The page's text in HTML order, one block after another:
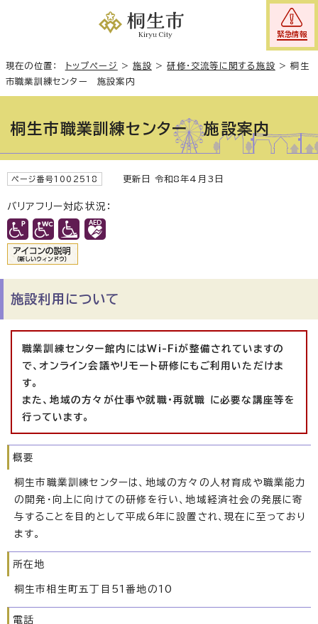
緊急情報
現在の位置： トップページ >施設 >研修・交流等に関する施設 >桐生
市職業訓練センター 施設案内
桐生市職業訓練センター 施設案内
ページ番号1002518 更新日 令和8年4月3日
バリアフリー対応状況：
施設利用 について
職業訓練センター館内にはWi-Fiが整備されていますの
で、オンライン会議やリモート研修にもご利用いただけま
す。
また、地域の方々が仕事や就職・再就職 に必要な講座等を
行っています。
概要
桐生市職業訓練センターは、地域の方々の人材育成や職業能力
の開発・向上に向けての研修を行い、地域経済社会の発展に寄
与することを目的として平成6年に設置され、現在に至っており
ます。
所在地
桐生市相生町五丁目51番地の10
電話